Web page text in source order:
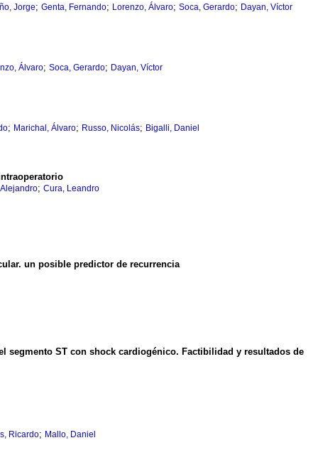
Jorge; Genta, Fernando; Lorenzo, Álvaro; Soca, Gerardo; Dayan, Víctor
Álvaro; Soca, Gerardo; Dayan, Víctor
; Marichal, Álvaro; Russo, Nicolás; Bigalli, Daniel
; Cura, Leandro
un posible predictor de recurrencia
segmento ST con shock cardiogénico. Factibilidad y resultados de
Ricardo; Mallo, Daniel